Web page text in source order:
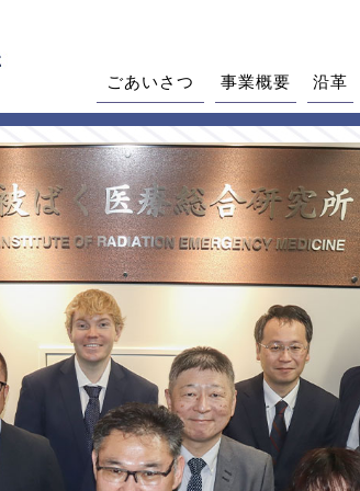
ごあいさつ 事業概要 沿革